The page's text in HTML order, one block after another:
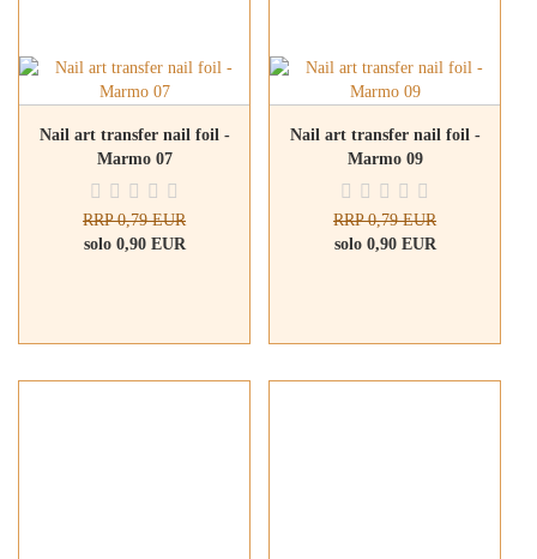
Nail art transfer nail foil -
Marmo 07
RRP 0,79 EUR
solo 0,90 EUR
Nail art transfer nail foil -
Marmo 09
RRP 0,79 EUR
solo 0,90 EUR